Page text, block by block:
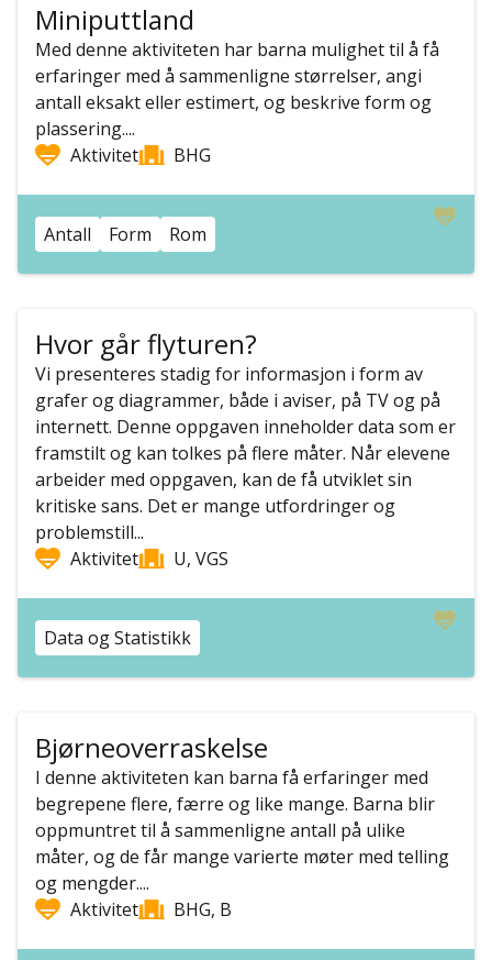
Miniputtland
Med denne aktiviteten har barna mulighet til å få
erfaringer med å sammenligne størrelser, angi
antall eksakt eller estimert, og beskrive form og
plassering....
Aktivitet
BHG
Antall Form Rom
Hvor går flyturen?
Vi presenteres stadig for informasjon i form av
grafer og diagrammer, både i aviser, på TV og på
internett. Denne oppgaven inneholder data som er
framstilt og kan tolkes på flere måter. Når elevene
arbeider med oppgaven, kan de få utviklet sin
kritiske sans. Det er mange utfordringer og
problemstill...
Aktivitet
U, VGS
Data og Statistikk
Bjørneoverraskelse
I denne aktiviteten kan barna få erfaringer med
begrepene flere, færre og like mange. Barna blir
oppmuntret til å sammenligne antall på ulike
måter, og de får mange varierte møter med telling
og mengder....
Aktivitet
BHG, B